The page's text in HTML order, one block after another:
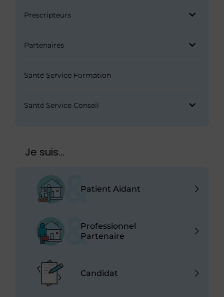
Prescripteurs
Partenaires
Santé Service Formation
Santé Service Conseil
Je suis...
Patient Aidant
Professionnel
Partenaire
Candidat